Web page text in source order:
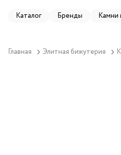
Каталог Бренды Камни
Главная Элитная бижутерия